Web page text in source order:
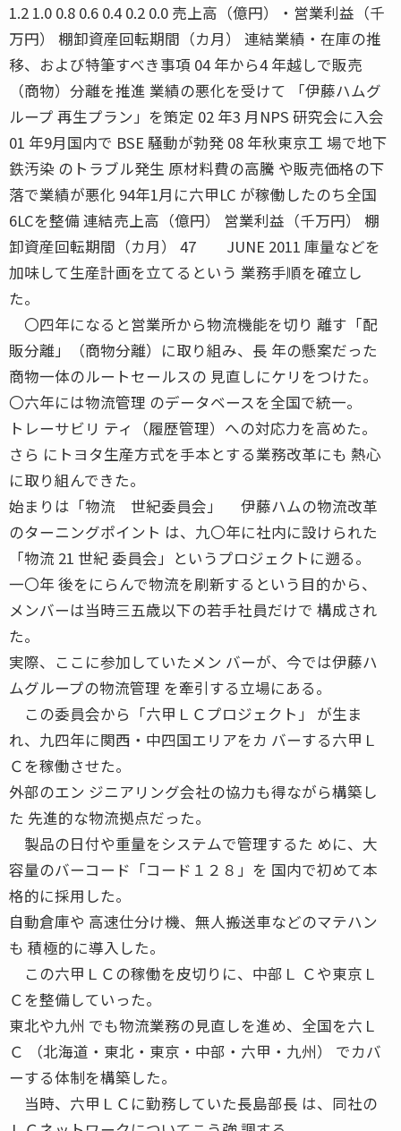
1.2 1.0 0.8 0.6 0.4 0.2 0.0 売上高（億円）・営業利益（千
万円） 棚卸資産回転期間（カ月） 連結業績・在庫の推
移、および特筆すべき事項 04 年から4 年越しで販売
（商物）分離を推進 業績の悪化を受けて 「伊藤ハムグ
ループ 再生プラン」を策定 02 年3 月NPS 研究会に入会
01 年9月国内で BSE 騒動が勃発 08 年秋東京工 場で地下
鉄汚染 のトラブル発生 原材料費の高騰 や販売価格の下
落で業績が悪化 94年1月に六甲LC が稼働したのち全国
6LCを整備 連結売上高（億円） 営業利益（千万円） 棚
卸資産回転期間（カ月） 47 JUNE 2011 庫量などを
加味して生産計画を立てるという 業務手順を確立し
た。
〇四年になると営業所から物流機能を切り 離す「配
販分離」（商物分離）に取り組み、長 年の懸案だった
商物一体のルートセールスの 見直しにケリをつけた。
〇六年には物流管理 のデータベースを全国で統一。
トレーサビリ ティ（履歴管理）への対応力を高めた。
さら にトヨタ生産方式を手本とする業務改革にも 熱心
に取り組んできた。
始まりは「物流 世紀委員会」 伊藤ハムの物流改革
のターニングポイント は、九〇年に社内に設けられた
「物流 21 世紀 委員会」というプロジェクトに遡る。
一〇年 後をにらんで物流を刷新するという目的から、
メンバーは当時三五歳以下の若手社員だけで 構成され
た。
実際、ここに参加していたメン バーが、今では伊藤ハ
ムグループの物流管理 を牽引する立場にある。
この委員会から「六甲ＬＣプロジェクト」 が生ま
れ、九四年に関西・中四国エリアをカ バーする六甲Ｌ
Ｃを稼働させた。
外部のエン ジニアリング会社の協力も得ながら構築し
た 先進的な物流拠点だった。
製品の日付や重量をシステムで管理するた めに、大
容量のバーコード「コード１２８」を 国内で初めて本
格的に採用した。
自動倉庫や 高速仕分け機、無人搬送車などのマテハン
も 積極的に導入した。
この六甲ＬＣの稼働を皮切りに、中部Ｌ Ｃや東京Ｌ
Ｃを整備していった。
東北や九州 でも物流業務の見直しを進め、全国を六Ｌ
Ｃ （北海道・東北・東京・中部・六甲・九州） でカバ
ーする体制を構築した。
当時、六甲ＬＣに勤務していた長島部長 は、同社の